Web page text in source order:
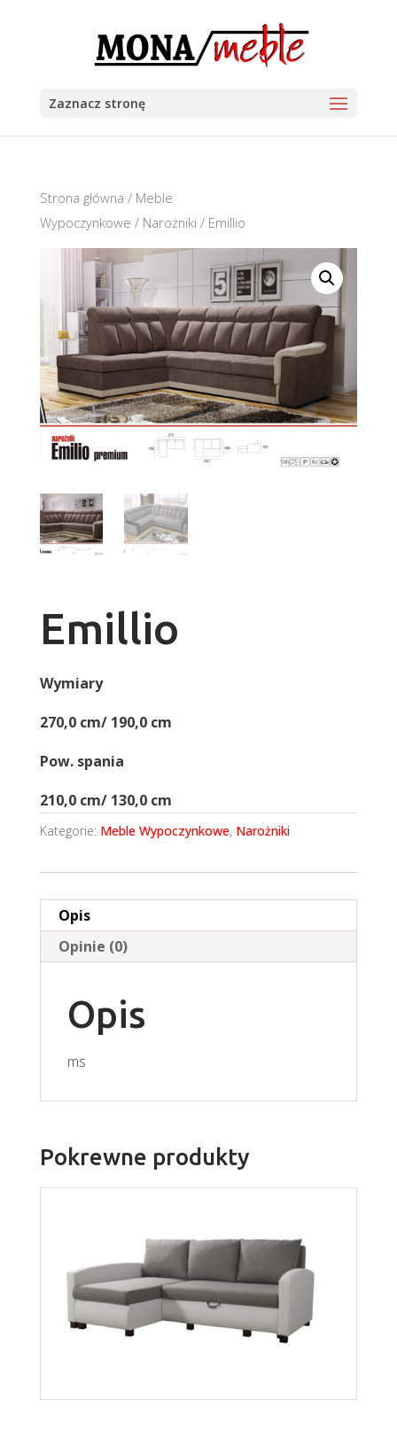
Zaznacz stronę
Strona główna / Meble
Wypoczynkowe / Narożniki / Emillio
Emillio
Wymiary
270,0 cm/ 190,0 cm
Pow. spania
210,0 cm/ 130,0 cm
Kategorie: Meble Wypoczynkowe, Narożniki
Opis
Opinie (0)
Opis
ms
Pokrewne produkty